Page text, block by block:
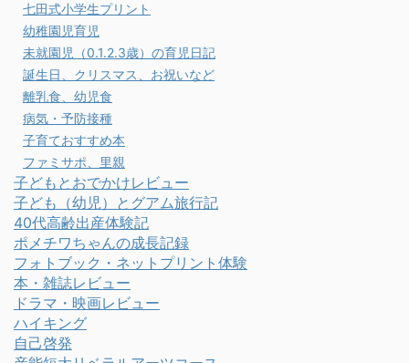
七田式小学生プリント
幼稚園児育児
未就園児（0.1.2.3歳）の育児日記
誕生日、クリスマス、お祝いなど
離乳食、幼児食
病気・予防接種
子育ておすすめ本
ファミサポ、里親
子どもとおでかけレビュー
子ども（幼児）とグアム旅行記
40代高齢出産体験記
ポメチワちゃんの成長記録
フォトブック・ネットプリント体験
本・雑誌レビュー
ドラマ・映画レビュー
ハイキング
自己啓発